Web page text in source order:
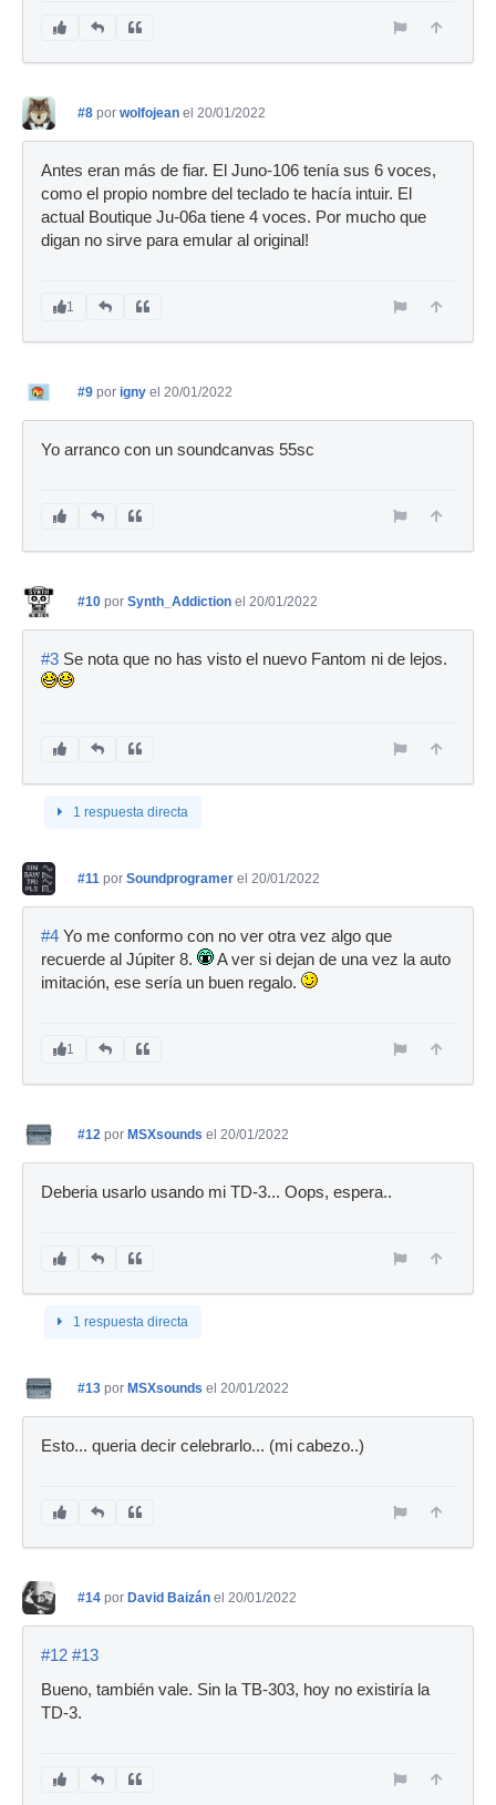
#8 por wolfojean el 20/01/2022
Antes eran más de fiar. El Juno-106 tenía sus 6 voces,
como el propio nombre del teclado te hacía intuir. El
actual Boutique Ju-06a tiene 4 voces. Por mucho que
digan no sirve para emular al original!
1
#9 por igny el 20/01/2022
Yo arranco con un soundcanvas 55sc
#10 por Synth_Addiction el 20/01/2022
#3 Se nota que no has visto el nuevo Fantom ni de lejos.
1 respuesta directa
#11 por Soundprogramer el 20/01/2022
#4 Yo me conformo con no ver otra vez algo que
recuerde al Júpiter 8.
A ver si dejan de una vez la auto
imitación, ese sería un buen regalo.
1
#12 por MSXsounds el 20/01/2022
Deberia usarlo usando mi TD-3... Oops, espera..
1 respuesta directa
#13 por MSXsounds el 20/01/2022
Esto... queria decir celebrarlo... (mi cabezo..)
#14 por David Baizán el 20/01/2022
#12 #13
Bueno, también vale. Sin la TB-303, hoy no existiría la
TD-3.